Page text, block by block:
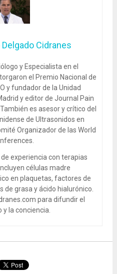
Cidranes
y Especialista en el
el Premio Nacional de
y fundador de la Unidad
y editor de Journal Pain
es asesor y crítico del
de Ultrasonidos en
Organizador de las World
experiencia con terapias
células madre
en plaquetas, factores de
grasa y ácido hialurónico.
para difundir el
la conciencia.